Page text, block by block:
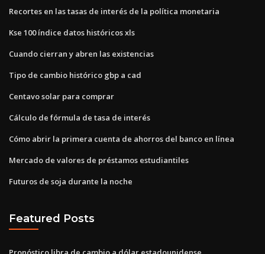
Recortes en las tasas de interés de la política monetaria
Kse 100 índice datos históricos xls
Cuando cierran y abren las existencias
Tipo de cambio histórico gbp a cad
Centavo solar para comprar
Cálculo de fórmula de tasa de interés
Cómo abrir la primera cuenta de ahorros del banco en línea
Mercado de valores de préstamos estudiantiles
Futuros de soja durante la noche
Featured Posts